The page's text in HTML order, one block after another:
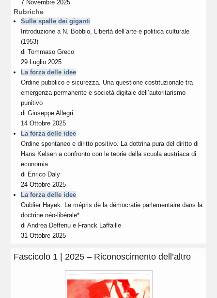
7 Novembre 2025
Rubriche
Sulle spalle dei giganti
Introduzione a N. Bobbio, Libertà dell’arte e politica culturale
(1953)
diTommaso Greco
29 Luglio 2025
La forza delle idee
Ordine pubblico e sicurezza. Una questione costituzionale tra
emergenza permanente e società digitale dell’autoritarismo
punitivo
diGiuseppe Allegri
14 Ottobre 2025
La forza delle idee
Ordine spontaneo e diritto positivo. La dottrina pura del diritto di
Hans Kelsen a confronto con le teorie della scuola austriaca di
economia
di Enrico Daly
24 Ottobre 2025
La forza delle idee
Oublier Hayek. Le mépris de la démocratie parlementaire dans la
doctrine néo-libérale*
diAndrea Deffenu e Franck Laffaille
31 Ottobre 2025
Fascicolo 1 | 2025 – Riconoscimento dell’altro